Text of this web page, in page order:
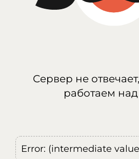
Сервер не
работаем